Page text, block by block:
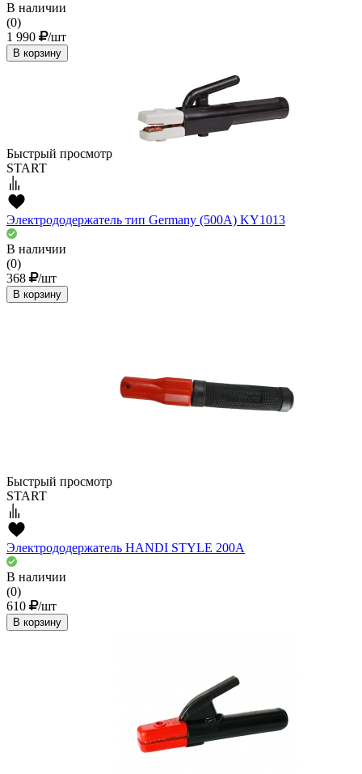
В наличии
(0)
1 990
/шт
В корзину
Быстрый просмотр
START
Электрододержатель тип Germany (500А) KY1013
В наличии
(0)
368
/шт
В корзину
Быстрый просмотр
START
Электрододержатель HANDI STYLE 200А
В наличии
(0)
610
/шт
В корзину